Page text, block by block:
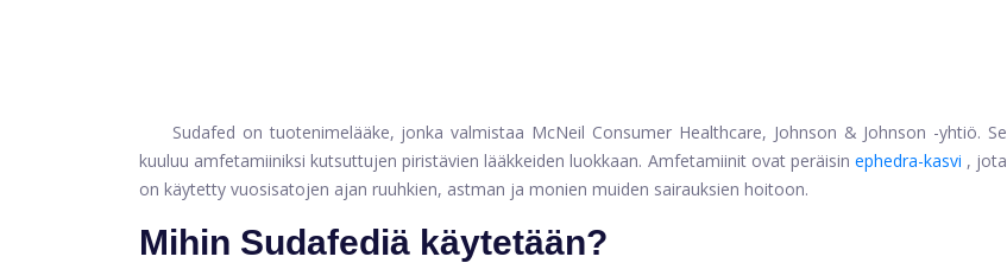
Sudafed on tuotenimelääke, jonka valmistaa McNeil Consumer Healthcare, Johnson & Johnson -yhtiö. Se
kuuluu amfetamiiniksi kutsuttujen piristävien lääkkeiden luokkaan. Amfetamiinit ovat peräisin ephedra-kasvi , jota
on käytetty vuosisatojen ajan ruuhkien, astman ja monien muiden sairauksien hoitoon.
Mihin Sudafediä käytetään?